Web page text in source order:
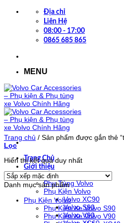
Địa chỉ
Liên Hệ
08:00 - 17:00
0865 685 865
MENU
Trang Chủ
Giới thiệu
Cửa Hàng
Phụ Tùng Volvo
Phụ Kiện Volvo
Volvo XC90
Volvo S90
Volvo V90
Trang chủ / Sản phẩm được gắn thẻ
Lọc
Hiển thị kết quả duy nhất
Danh mục sản phẩm
Phụ Kiện Volvo
Phụ Kiện Xe Volvo S90
Phụ Kiện Xe Volvo V90